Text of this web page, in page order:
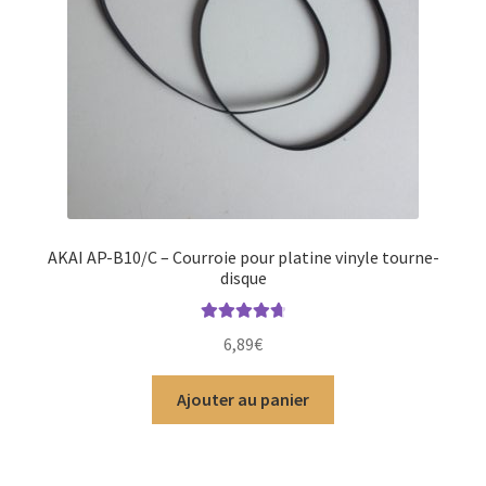
AKAI AP-B10/C – Courroie pour platine vinyle tourne-
disque
sur 5
6,89€
Ajouter au panier